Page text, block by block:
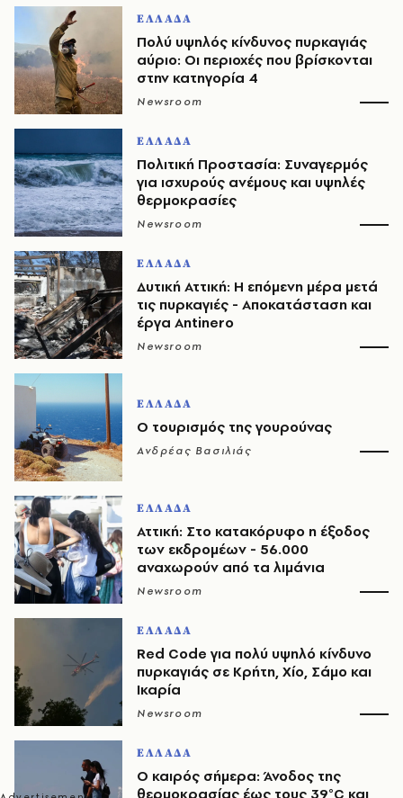
ΕΛΛΑΔΑ
Πολύ υψηλός κίνδυνος πυρκαγιάς
αύριο: Οι περιοχές που βρίσκονται
στην κατηγορία 4
Newsroom
ΕΛΛΑΔΑ
Πολιτική Προστασία: Συναγερμός
για ισχυρούς ανέμους και υψηλές
θερμοκρασίες
Newsroom
ΕΛΛΑΔΑ
Δυτική Αττική: Η επόμενη μέρα μετά
τις πυρκαγιές - Αποκατάσταση και
έργα Antinero
Newsroom
ΕΛΛΑΔΑ
Ο τουρισμός της γουρούνας
Ανδρέας Βασιλιάς
ΕΛΛΑΔΑ
Αττική: Στο κατακόρυφο η έξοδος
των εκδρομέων - 56.000
αναχωρούν από τα λιμάνια
Newsroom
ΕΛΛΑΔΑ
Red Code για πολύ υψηλό κίνδυνο
πυρκαγιάς σε Κρήτη, Χίο, Σάμο και
Ικαρία
Newsroom
ΕΛΛΑΔΑ
Ο καιρός σήμερα: Άνοδος της
θερμοκρασίας έως τους 39°C και